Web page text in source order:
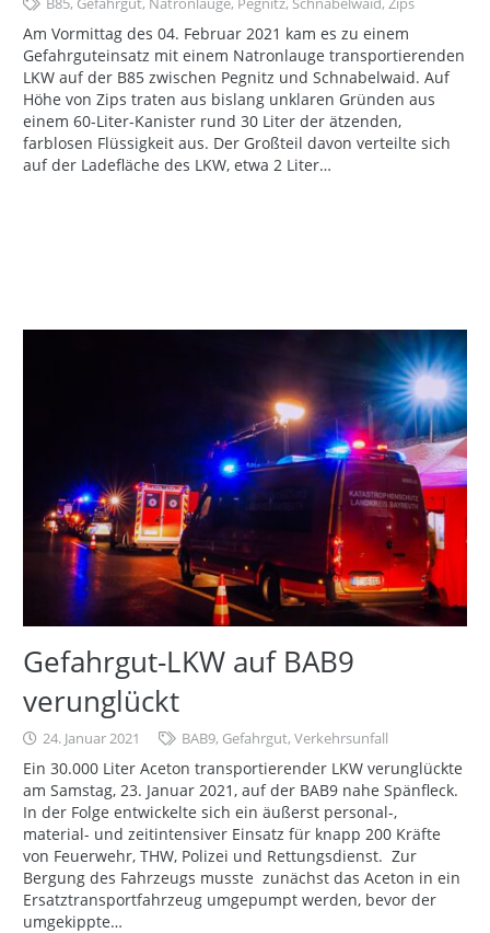
B85, Gefahrgut, Natronlauge, Pegnitz, Schnabelwaid,Zips
Am Vormittag des 04. Februar 2021 kam es zu einem
Gefahrguteinsatz mit einem Natronlauge transportierenden
LKW auf der B85 zwischen Pegnitz und Schnabelwaid. Auf
Höhe von Zips traten aus bislang unklaren Gründen aus
einem 60-Liter-Kanister rund 30 Liter der ätzenden,
farblosen Flüssigkeit aus. Der Großteil davon verteilte sich
auf der Ladefläche des LKW, etwa 2 Liter…
Gefahrgut-LKW auf BAB9
verunglückt
24. Januar 2021 BAB9, Gefahrgut, Verkehrsunfall
Ein 30.000 Liter Aceton transportierender LKW verunglückte
am Samstag, 23. Januar 2021, auf der BAB9 nahe Spänfleck.
In der Folge entwickelte sich ein äußerst personal-,
material- und zeitintensiver Einsatz für knapp 200 Kräfte
von Feuerwehr, THW, Polizei und Rettungsdienst. Zur
Bergung des Fahrzeugs musste zunächst das Aceton in ein
Ersatztransportfahrzeug umgepumpt werden, bevor der
umgekippte…